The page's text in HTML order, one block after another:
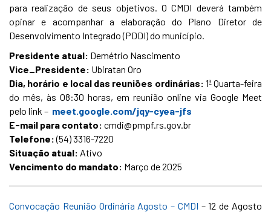
para realização de seus objetivos. O CMDI deverá também
opinar e acompanhar a elaboração do Plano Diretor de
Desenvolvimento Integrado (PDDI) do município.
Presidente atual: Demétrio Nascimento
Vice_Presidente: Ubiratan Oro
Dia, horário e local das reuniões ordinárias: 1ª Quarta-feira
do mês, às 08:30 horas, em reunião online via Google Meet
pelo link – meet.google.com/jqy-cyea-jfs
E-mail para contato: cmdi@pmpf.rs.gov.br
Telefone:(54) 3316-7220
Situação atual: Ativo
Vencimento do mandato: Março de 2025
Convocação Reunião Ordinária Agosto – CMDI – 12 de Agosto